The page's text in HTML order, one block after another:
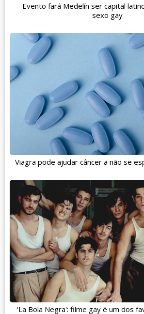
Evento fará Medelín ser capital
sexo gay
Viagra pode ajudar câncer a não se
'La Bola Negra': filme gay é um dos